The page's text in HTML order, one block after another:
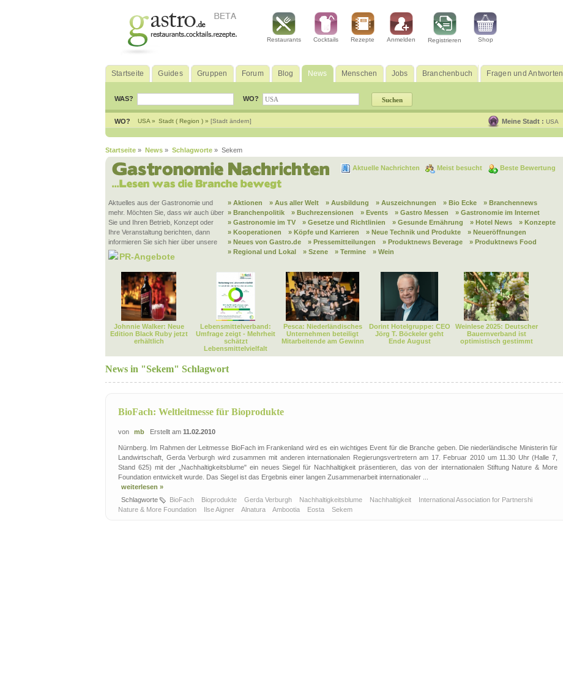
Restaurants Cocktails Rezepte Anmelden Registrieren Shop
Startseite Guides Gruppen Forum Blog News Menschen Jobs Branchenbuch Fragen und Antworten
WAS? WO?
WO? USA » Stadt ( Region ) » [Stadt ändern] Meine Stadt : USA
Startseite » News » Schlagworte » Sekem
Aktuelle Nachrichten Meist besucht Beste Bewertung
Aktuelles aus der Gastronomie und
mehr. Möchten Sie, dass wir auch über
Sie und Ihren Betrieb, Konzept oder
Ihre Veranstaltung berichten, dann
informieren Sie sich hier über unsere
PR-Angebote
» Aktionen » Aus aller Welt » Ausbildung » Auszeichnungen » Bio Ecke
» Branchennews
» Branchenpolitik
» Buchrezensionen » Events » Gastro Messen
» Gastronomie im Internet
» Gastronomie im TV
» Gesetze und Richtlinien » Gesunde Ernährung » Hotel News
» Konzepte
» Kooperationen
» Köpfe und Karrieren » Neue Technik und Produkte
» Neueröffnungen
» Neues von Gastro.de
» Pressemitteilungen » Produktnews Beverage
» Produktnews Food
» Regional und Lokal
» Szene » Termine » Wein
Johnnie Walker: Neue
Edition Black Ruby jetzt
erhältlich
Lebensmittelverband:
Umfrage zeigt - Mehrheit
schätzt
Lebensmittelvielfalt
Pesca: Niederländisches
Unternehmen beteiligt
Mitarbeitende am Gewinn
Dorint Hotelgruppe: CEO
Jörg T. Böckeler geht
Ende August
Weinlese 2025: Deutscher
Bauernverband ist
optimistisch gestimmt
News in "Sekem" Schlagwort
BioFach: Weltleitmesse für Bioprodukte
von mb Erstellt am 11.02.2010
Nürnberg. Im Rahmen der Leitmesse BioFach im Frankenland wird es ein wichtiges Event für die Branche geben. Die niederländische Ministerin für
Landwirtschaft, Gerda Verburgh wird zusammen mit anderen internationalen Regierungsvertretern am 17. Februar 2010 um 11.30 Uhr (Halle 7,
Stand 625) mit der „Nachhaltigkeitsblume" ein neues Siegel für Nachhaltigkeit präsentieren, das von der internationalen Stiftung Nature & More
Foundation entwickelt wurde. Das Siegel ist das Ergebnis einer langen Zusammenarbeit internationaler ...
weiterlesen »
Schlagworte
BioFach Bioprodukte Gerda Verburgh Nachhaltigkeitsblume Nachhaltigkeit
International Association for Partnershi
Nature & More Foundation
Ilse Aigner Alnatura Ambootia Eosta Sekem